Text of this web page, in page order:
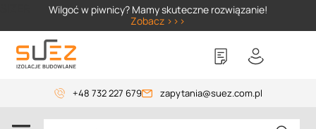
Wilgoć w piwnicy? Mamy skuteczne rozwiązanie!
Zobacz >>>
+48 732 227 679 zapytania@suez.com.pl